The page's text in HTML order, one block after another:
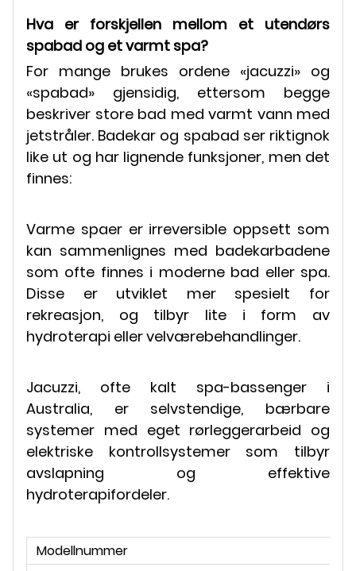
Hva er forskjellen mellom et utendørs
spabad og et varmt spa?
For mange brukes ordene «jacuzzi» og
«spabad» gjensidig, ettersom begge
beskriver store bad med varmt vann med
jetstråler. Badekar og spabad ser riktignok
like ut og har lignende funksjoner, men det
finnes:
Varme spaer er irreversible oppsett som
kan sammenlignes med badekarbadene
som ofte finnes i moderne bad eller spa.
Disse er utviklet mer spesielt for
rekreasjon, og tilbyr lite i form av
hydroterapi eller velværebehandlinger.
Jacuzzi, ofte kalt spa-bassenger i
Australia, er selvstendige, bærbare
systemer med eget rørleggerarbeid og
elektriske kontrollsystemer som tilbyr
avslapning og effektive
hydroterapifordeler.
Modellnummer